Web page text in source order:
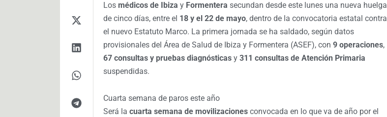
Los médicos de Ibiza y Formentera secundan desde este lunes una nueva huelga
de cinco días, entre el 18 y el 22 de mayo, dentro de la convocatoria estatal contra
el nuevo Estatuto Marco. La primera jornada se ha saldado, según datos
provisionales del Área de Salud de Ibiza y Formentera (ASEF), con 9 operaciones,
67 consultas y pruebas diagnósticas y 311 consultas de Atención Primaria
suspendidas.
Cuarta semana de paros este año
Será la cuarta semana de movilizaciones convocada en lo que va de año por el